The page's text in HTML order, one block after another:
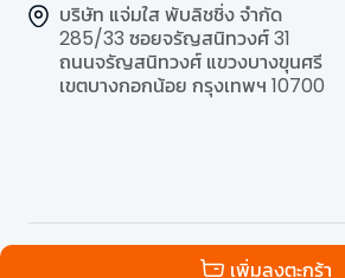
เพิ่มลงตะกร้า
บริษัท แจ่มใส พับลิชชิ่ง จำกัด
285/33 ซอยจรัญสนิทวงศ์ 31
ถนนจรัญสนิทวงศ์ แขวงบางขุนศรี
เขตบางกอกน้อย กรุงเทพฯ 10700
All Rights Reserved | Powered by